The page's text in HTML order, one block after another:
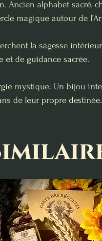
Ancien alphabet sacré,
magique autour de
la sagesse
de guidance sacrée.
mystique. Un bijou
de leur propre destinée.